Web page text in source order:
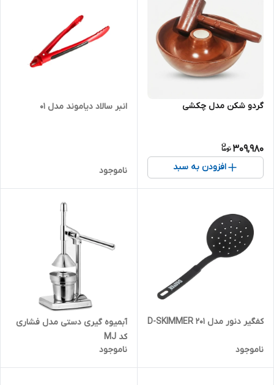
گردو شکن مدل چکشی
309,980
افزودن به سبد
انبر سالاد دیاموند مدل 01
ناموجود
کفگیر دنور مدل D-SKIMMER 201
ناموجود
آبمیوه گیری دستی مدل فشاری
کد MJ
ناموجود